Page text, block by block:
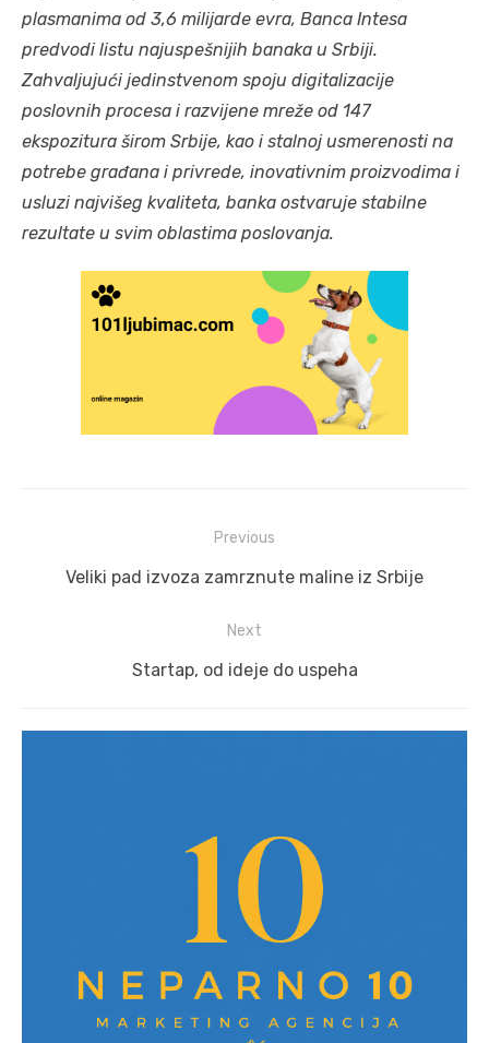
plasmanima od 3,6 milijarde evra, Banca Intesa
predvodi listu najuspešnijih banaka u Srbiji.
Zahvaljujući jedinstvenom spoju digitalizacije
poslovnih procesa i razvijene mreže od 147
ekspozitura širom Srbije, kao i stalnoj usmerenosti na
potrebe građana i privrede, inovativnim proizvodima i
usluzi najvišeg kvaliteta, banka ostvaruje stabilne
rezultate u svim oblastima poslovanja.
navigation
Previous
Previous
Veliki pad izvoza zamrznute maline iz Srbije
Next
Next
Startap, od ideje do uspeha